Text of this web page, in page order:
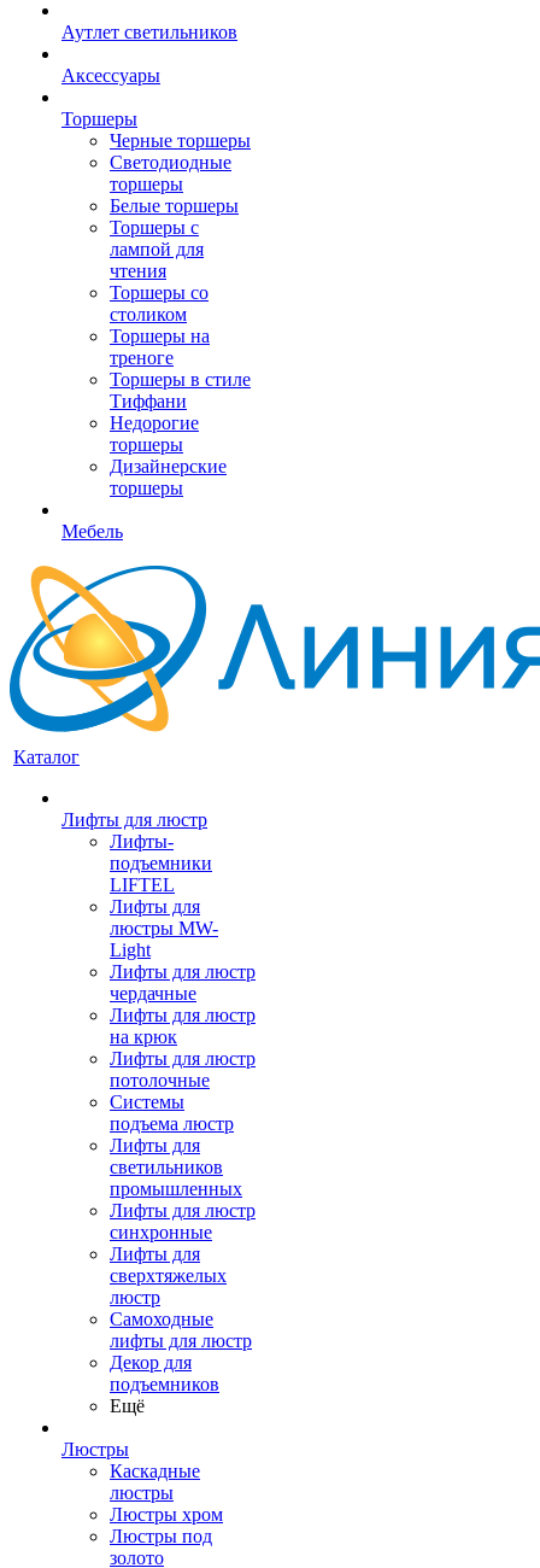
Аутлет светильников
Аксессуары
Торшеры
Черные торшеры
Светодиодные
торшеры
Белые торшеры
Торшеры с
лампой для
чтения
Торшеры со
столиком
Торшеры на
треноге
Торшеры в стиле
Тиффани
Недорогие
торшеры
Дизайнерские
торшеры
Мебель
Каталог
Лифты для люстр
Лифты-
подъемники
LIFTEL
Лифты для
люстры MW-
Light
Лифты для люстр
чердачные
Лифты для люстр
на крюк
Лифты для люстр
потолочные
Системы
подъема люстр
Лифты для
светильников
промышленных
Лифты для люстр
синхронные
Лифты для
сверхтяжелых
люстр
Самоходные
лифты для люстр
Декор для
подъемников
Ещё
Люстры
Каскадные
люстры
Люстры хром
Люстры под
золото